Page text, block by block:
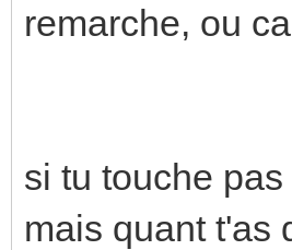
remarche, ou
si tu touche
mais quant t'as